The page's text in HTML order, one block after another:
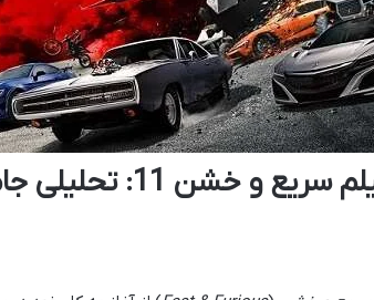
و خشن 11: تحلیلی جامع و انتقادی